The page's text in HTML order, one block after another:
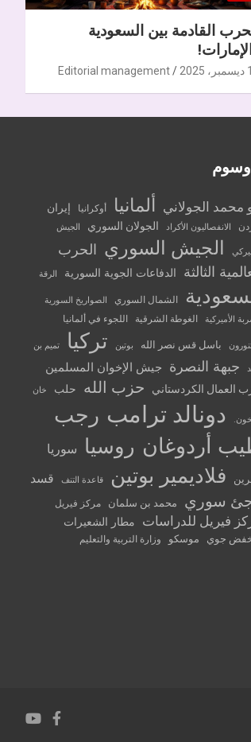
القادمة بين السعودية
Editorial management
وسوم
محمد الجولاني ألمانيا أوكرانيا إيران
الانفصاليون الأكراد الجولان السوري الجيش
الجيش السوري الحرب
الثالثة
الدفاعات الجوية السورية الرقة
الشمال السوري
الصواريخ السورية
الأميركية
الغوطة الشرقية اللجوء في ألمانيا
باسل قس نصر الله بوتين تركيا تميم بن
جبهة النصرة جيش الإخوان المسلمين
العمال الكردستاني حزب الله حلب خان
دونالد ترامب رجب
أردوغان روسيا سوريا
فلاديمير بوتين قاعدة التنف قسد
سوري محمد بن سلمان مركز فيريل
فيريل للدراسات مطار الشعيرات
جوي موسكو وزارة التربية والتعليم